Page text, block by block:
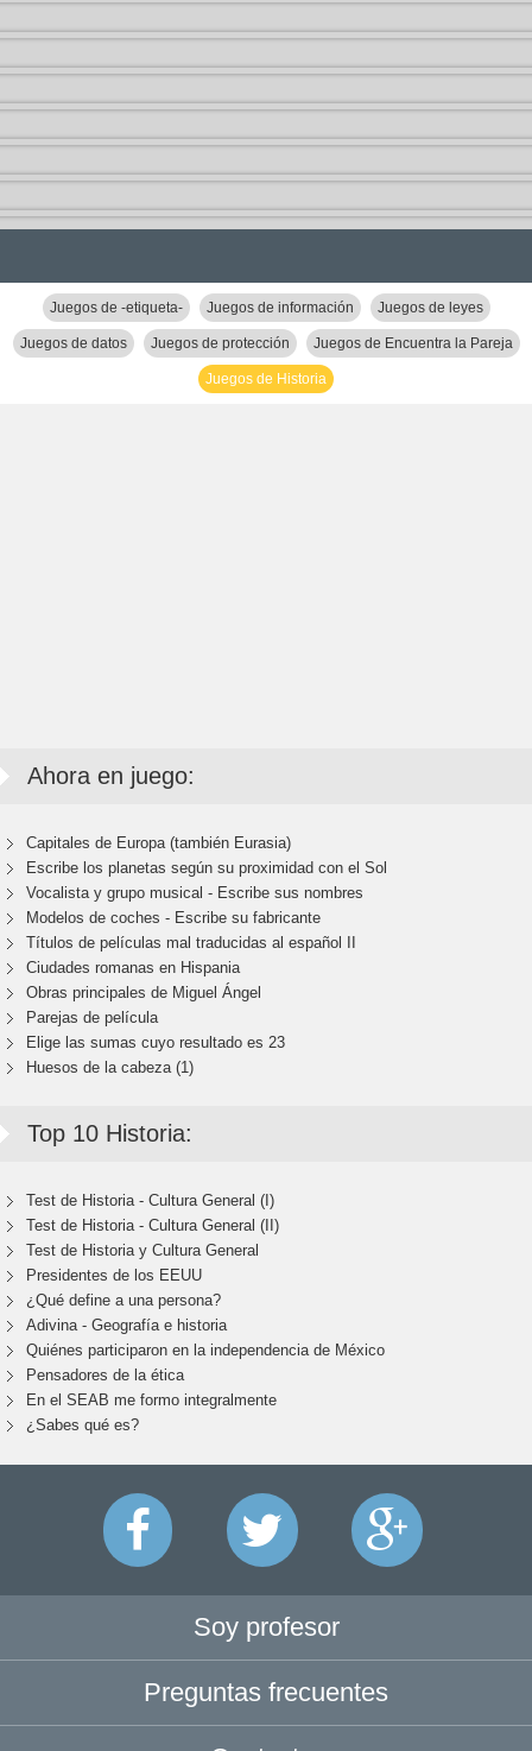
Juegos de -etiqueta- Juegos de información Juegos de leyes
Juegos de datos Juegos de protección Juegos de Encuentra la Pareja
Juegos de Historia
Ahora en juego:
Capitales de Europa (también Eurasia)
Escribe los planetas según su proximidad con el Sol
Vocalista y grupo musical - Escribe sus nombres
Modelos de coches - Escribe su fabricante
Títulos de películas mal traducidas al español II
Ciudades romanas en Hispania
Obras principales de Miguel Ángel
Parejas de película
Elige las sumas cuyo resultado es 23
Huesos de la cabeza (1)
Top 10 Historia:
Test de Historia - Cultura General (I)
Test de Historia - Cultura General (II)
Test de Historia y Cultura General
Presidentes de los EEUU
¿Qué define a una persona?
Adivina - Geografía e historia
Quiénes participaron en la independencia de México
Pensadores de la ética
En el SEAB me formo integralmente
¿Sabes qué es?
Soy profesor
Preguntas frecuentes